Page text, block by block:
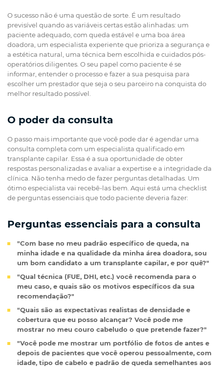
O sucesso não é uma questão de sorte. É um resultado
previsível quando as variáveis certas estão alinhadas: um
paciente adequado, com queda estável e uma boa área
doadora, um especialista experiente que prioriza a segurança e
a estética natural, uma técnica bem escolhida e cuidados pós-
operatórios diligentes. O seu papel como paciente é se
informar, entender o processo e fazer a sua pesquisa para
escolher um prestador que seja o seu parceiro na conquista do
melhor resultado possível.
O poder da consulta
O passo mais importante que você pode dar é agendar uma
consulta completa com um especialista qualificado em
transplante capilar. Essa é a sua oportunidade de obter
respostas personalizadas e avaliar a expertise e a integridade da
clínica. Não tenha medo de fazer perguntas detalhadas. Um
ótimo especialista vai recebê-las bem. Aqui está uma checklist
de perguntas essenciais que todo paciente deveria fazer:
Perguntas essenciais para a consulta
"Com base no meu padrão específico de queda, na
minha idade e na qualidade da minha área doadora, sou
um bom candidato a um transplante capilar, e por quê?"
"Qual técnica (FUE, DHI, etc.) você recomenda para o
meu caso, e quais são os motivos específicos da sua
recomendação?"
"Quais são as expectativas realistas de densidade e
cobertura que eu posso alcançar? Você pode me
mostrar no meu couro cabeludo o que pretende fazer?"
"Você pode me mostrar um portfólio de fotos de antes e
depois de pacientes que você operou pessoalmente, com
idade, tipo de cabelo e padrão de queda semelhantes aos